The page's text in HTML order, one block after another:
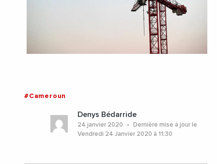
#Cameroun
Denys Bédarride
24 janvier 2020
Dernière mise à jour le
Vendredi 24 Janvier 2020 à 11:30